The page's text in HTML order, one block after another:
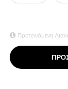
Προτεινόμενη